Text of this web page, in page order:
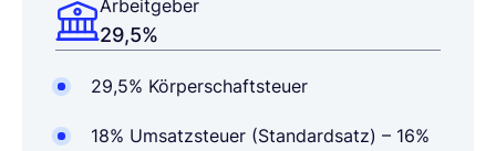
Arbeitgeber
29,5%
29,5% Körperschaftsteuer
18% Umsatzsteuer (Standardsatz) – 16%